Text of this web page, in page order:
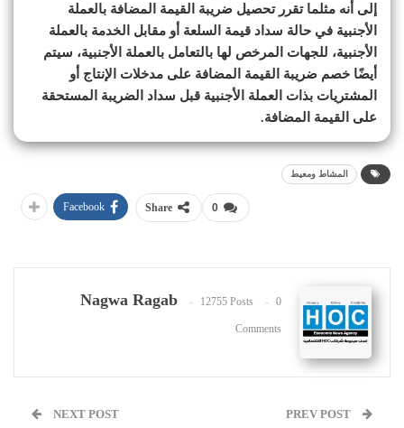
إلى أنه مثلما تقرر تحصيل ضريبة القيمة المضافة بالعملة
الأجنبية في حالة سداد قيمة السلعة أو مقابل الخدمة بالعملة
الأجنبية، للجهات المرخص لها بالتعامل بالعملة الأجنبية، سيتم
أيضًا خصم ضريبة القيمة المضافة على مدخلات الإنتاج أو
المشتريات بذات العملة الأجنبية قبل سداد الضريبة المستحقة
على القيمة المضافة.
المشاط ومعيط
0
Share
Facebook
Nagwa Ragab 12755 Posts 0
Comments
NEXT POST